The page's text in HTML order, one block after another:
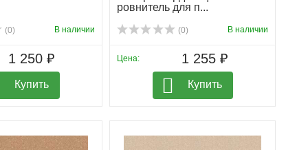
(0) В наличии
1 250 ₽
Купить
ровнитель для п...
(0) В наличии
Цена: 1 255 ₽
Купить